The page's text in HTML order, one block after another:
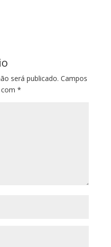
será publicado. Campos
*